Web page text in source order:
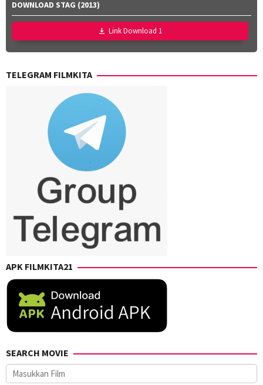
DOWNLOAD STAG (2013)
Link Download 1
TELEGRAM FILMKITA
APK FILMKITA21
SEARCH MOVIE